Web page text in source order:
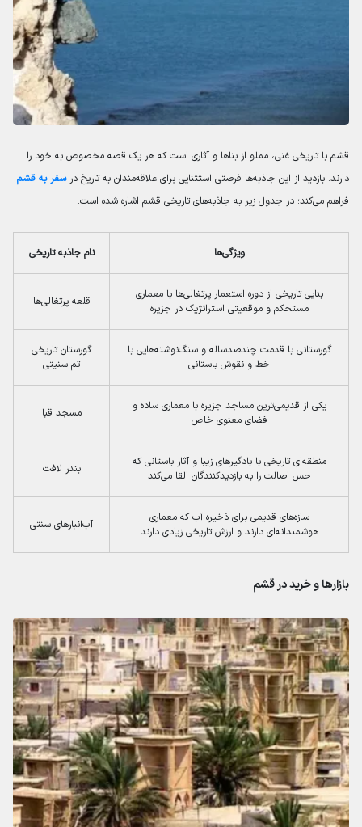
قشم با تاریخی غنی، مملو از بناها و آثاری است که هر یک قصه مخصوص به خود را
دارند. بازدید از این جاذبه‌ها فرصتی استثنایی برای علاقه‌مندان به تاریخ درسفر به قشم
فراهم می‌کند؛ در جدول زیر به جاذبه‌های تاریخی قشم اشاره شده است:
ویژگی‌ها نام جاذبه تاریخی
بنایی تاریخی از دوره استعمار پرتغالی‌ها با معماری
مستحکم و موقعیتی استراتژیک در جزیره
قلعه پرتغالی‌ها
گورستانی با قدمت چندصدساله و سنگ‌نوشته‌هایی با
خط و نقوش باستانی
گورستان تاریخی
تم سنیتی
یکی از قدیمی‌ترین مساجد جزیره با معماری ساده و
فضای معنوی خاص
مسجد قبا
منطقه‌ای تاریخی با بادگیرهای زیبا و آثار باستانی که
حس اصالت را به بازدیدکنندگان القا می‌کند
بندر لافت
سازه‌های قدیمی برای ذخیره آب که معماری
هوشمندانه‌ای دارند و ارزش تاریخی زیادی دارند
آب‌انبارهای سنتی
بازارها و خرید در قشم